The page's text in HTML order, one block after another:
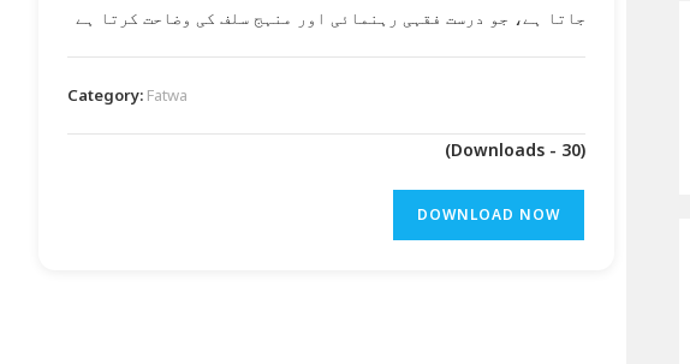
جاتا ہے، جو درست فقہی رہنمائی اور منہج سلف کی وضاحت کرتا ہے
Category: Fatwa
(Downloads - 30)
DOWNLOAD NOW